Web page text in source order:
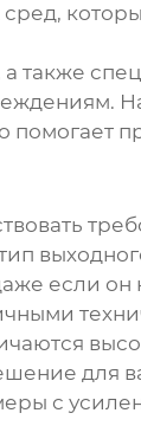
также
если
для
с